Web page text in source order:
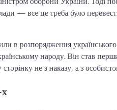
— все це треба було
в розпорядження
народу. Він став
не з наказу, а з